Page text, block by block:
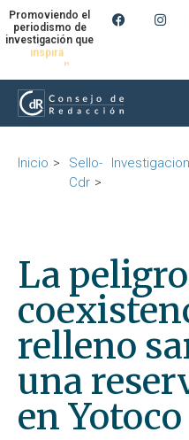
Promoviendo el
periodismo de
investigación que
inspira
Inicio
Sello-
Cdr
Investigacion
La
relleno
una
en Yotoco